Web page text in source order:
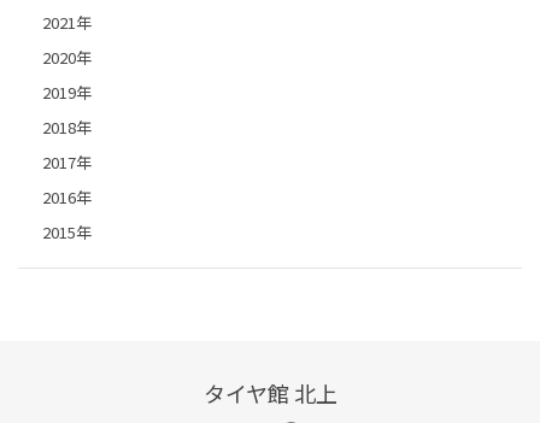
2021年
2020年
2019年
2018年
2017年
2016年
2015年
タイヤ館 北上